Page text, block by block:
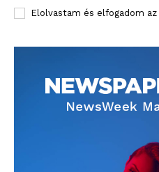
Elolvastam és elfogadom az